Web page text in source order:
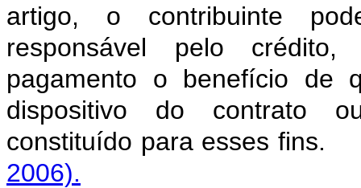
artigo, o contribuinte
responsável pelo
pagamento o benefício de
dispositivo do contrato
constituído para esses
2006).